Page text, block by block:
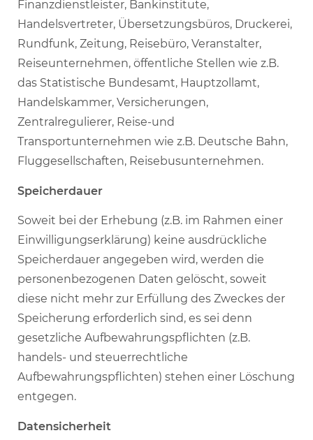
Finanzdienstleister, Bankinstitute,
Handelsvertreter, Übersetzungsbüros, Druckerei,
Rundfunk, Zeitung, Reisebüro, Veranstalter,
Reiseunternehmen, öffentliche Stellen wie z.B.
das Statistische Bundesamt, Hauptzollamt,
Handelskammer, Versicherungen,
Zentralregulierer, Reise-und
Transportunternehmen wie z.B. Deutsche Bahn,
Fluggesellschaften, Reisebusunternehmen.
Speicherdauer
Soweit bei der Erhebung (z.B. im Rahmen einer
Einwilligungserklärung) keine ausdrückliche
Speicherdauer angegeben wird, werden die
personenbezogenen Daten gelöscht, soweit
diese nicht mehr zur Erfüllung des Zweckes der
Speicherung erforderlich sind, es sei denn
gesetzliche Aufbewahrungspflichten (z.B.
handels- und steuerrechtliche
Aufbewahrungspflichten) stehen einer Löschung
entgegen.
Datensicherheit